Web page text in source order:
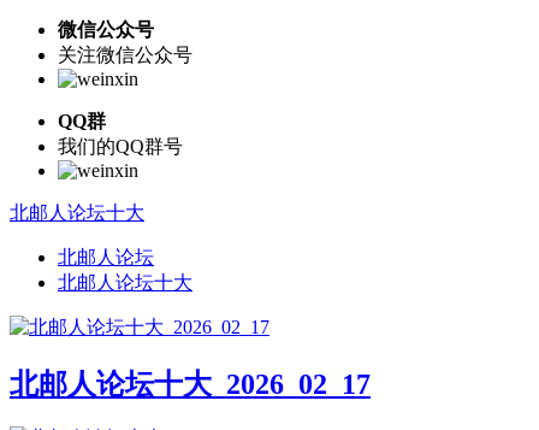
微信公众号
关注微信公众号
QQ群
我们的QQ群号
北邮人论坛十大
北邮人论坛
北邮人论坛十大
北邮人论坛十大_2026_02_17